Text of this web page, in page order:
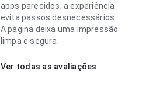
apps parecidos; a experiência
evita passos desnecessários.
A página deixa uma impressão
limpa e segura.
Ver todas as avaliações